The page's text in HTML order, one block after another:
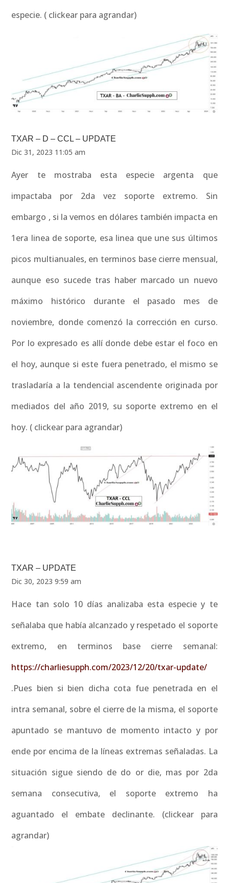
especie. ( clickear para agrandar)
TXAR – D – CCL – UPDATE
Dic 31, 2023 11:05 am
Ayer te mostraba esta especie argenta que
impactaba por 2da vez soporte extremo. Sin
embargo , si la vemos en dólares también impacta en
1era linea de soporte, esa linea que une sus últimos
picos multianuales, en terminos base cierre mensual,
aunque eso sucede tras haber marcado un nuevo
máximo histórico durante el pasado mes de
noviembre, donde comenzó la corrección en curso.
Por lo expresado es allí donde debe estar el foco en
el hoy, aunque si este fuera penetrado, el mismo se
trasladaría a la tendencial ascendente originada por
mediados del año 2019, su soporte extremo en el
hoy. ( clickear para agrandar)
TXAR – UPDATE
Dic 30, 2023 9:59 am
Hace tan solo 10 días analizaba esta especie y te
señalaba que había alcanzado y respetado el soporte
extremo, en terminos base cierre semanal:
https://charliesupph.com/2023/12/20/txar-update/
.Pues bien si bien dicha cota fue penetrada en el
intra semanal, sobre el cierre de la misma, el soporte
apuntado se mantuvo de momento intacto y por
ende por encima de la líneas extremas señaladas. La
situación sigue siendo de do or die, mas por 2da
semana consecutiva, el soporte extremo ha
aguantado el embate declinante. (clickear para
agrandar)